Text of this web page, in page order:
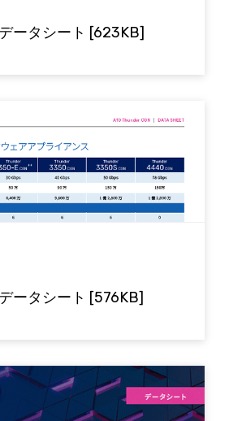
ータシート [623KB]
ータシート [576KB]